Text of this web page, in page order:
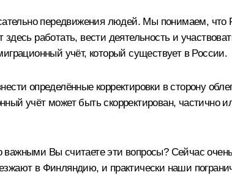
передвижения людей. Мы понимаем, что
работать, вести деятельность и
учёт, который существует в России.
определённые корректировки в сторону
учёт может быть скорректирован, частично
важными Вы считаете эти вопросы? Сейчас
в Финляндию, и практически наши